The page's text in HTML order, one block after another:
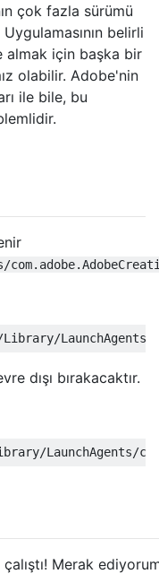
çok fazla sürümü
belirli
almak için başka bir
olabilir. Adobe'nin
ile bile, bu
dışı bırakacaktır.
Merak